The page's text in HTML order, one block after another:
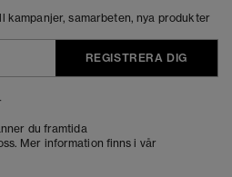
kampanjer, samarbeten, nya produkter
REGISTRERA DIG
du framtida
Mer information finns i vår